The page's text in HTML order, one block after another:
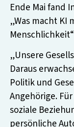
Ende Mai fand
„Was macht KI
„Unsere
Daraus
Politik und
Angehörige.
soziale
persönliche